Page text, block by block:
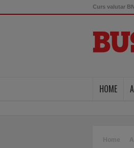
Curs valutar
HOME
Home